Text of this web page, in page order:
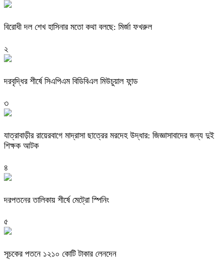
বিরোধী দল শেখ হাসিনার মতো কথা বলছে: মির্জা ফখরুল
২
দরবৃদ্ধির শীর্ষে সিএপিএম বিডিবিএল মিউচুয়াল ফান্ড
৩
যাত্রাবাড়ীর রায়েরবাগে মাদ্রাসা ছাত্রের মরদেহ উদ্ধার: জিজ্ঞাসাবাদের জন্য দুই
শিক্ষক আটক
৪
দরপতনের তালিকায় শীর্ষে মেট্রো স্পিনিং
৫
সূচকের পতনে ১২১০ কোটি টাকার লেনদেন